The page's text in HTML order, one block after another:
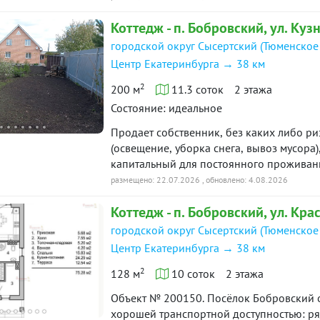
с вместительной нишей под шкаф,
мансарде огромное помещение
комфорт квартиры с современными
мечта?Дом в отделке под чистовую,
проверка безопасности, быстрый выход
доме, то это предложение для
соседи, где не будет проблем с
насладиться тишиной, свежим воздухом
родных и друзей. А еще здесь ночью
тишину.Можно прогуляться по лесу,
привести свои мысли в порядок и
достижения. Удобное расположение
удаленность от Екатеринбурга.В
упустите свою мечту, скорее звоните и
Коттедж - п. Бобровский, ул.
городской округ Сысертский
Центр Екатеринбурга → 38 км
200 м2 11.3 соток
2 этажа
Состояние: идеальное
Продает собственник, без каких либо
(освещение, уборка снега, вывоз
капитальный для постоянного
в доме, своя скважина, канализация.
отделения из профилированного бруса
инструмент и т.д. 11,3 сотки Много
размещено: 22.07.2026 , обновлено: 4.08.2026
Коттедж - п. Бобровский, ул.
городской округ Сысертский
Центр Екатеринбурга → 38 км
128 м2 10 соток 2 этажа
Объект № 200150. Посёлок Бобровский
хорошей транспортной доступностью: